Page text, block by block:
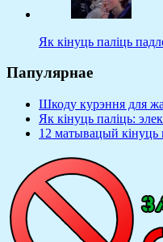
Як кінуць паліць
Папулярнае
Шкоду курэння для
Як кінуць паліць:
12 матывацый кінуць